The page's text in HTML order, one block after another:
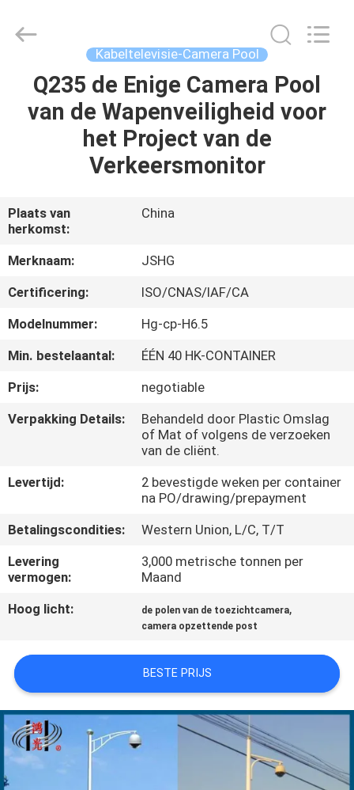
HUIS
PRODUCTEN
VR-
SHOW
ONGEVEER
FABRIEKSREIS
KWALITEITSCONTROLE
CONTACTEER
ONS
NIEUWS
VERZOEK
CITAAT
SITEMAP
PRIVACYBELEID
co.,ltd.
Kabeltelevisie-Camera Pool
Q235 de Enige Camera Pool
van de Wapenveiligheid voor
het Project van de
Verkeersmonitor
Plaats van
herkomst:
China
Merknaam:
JSHG
Certificering:
ISO/CNAS/IAF/CA
Modelnummer:
Hg-cp-H6.5
Min. bestelaantal:
ÉÉN 40 HK-CONTAINER
Prijs:
negotiable
Verpakking Details:
Behandeld door Plastic Omslag
of Mat of volgens de verzoeken
van de cliënt.
Levertijd:
2 bevestigde weken per container
na PO/drawing/prepayment
Betalingscondities:
Western Union, L/C, T/T
Levering
vermogen:
3,000 metrische tonnen per
Maand
Hoog licht:
de polen van de toezichtcamera,
camera opzettende post
BESTE PRIJS